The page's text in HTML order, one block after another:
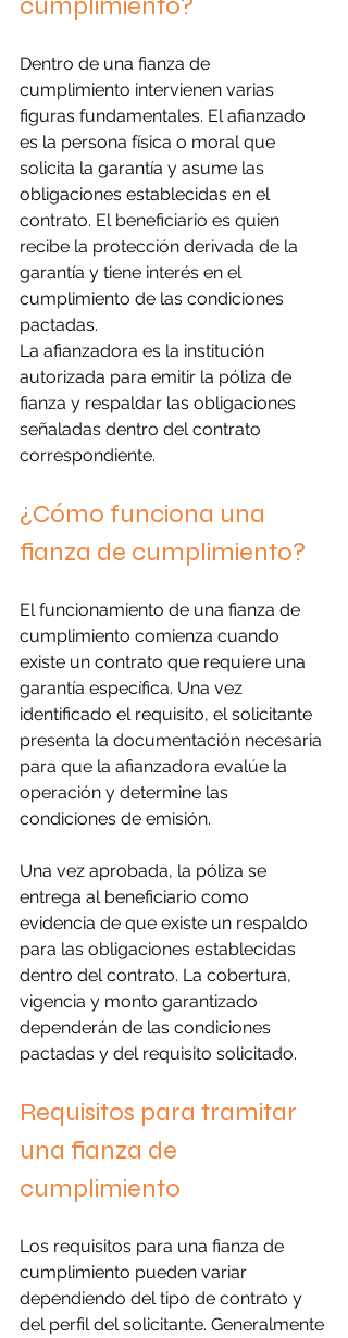
Dentro de una fianza de
cumplimiento intervienen varias
figuras fundamentales. El afianzado
es la persona física o moral que
solicita la garantía y asume las
obligaciones establecidas en el
contrato. El beneficiario es quien
recibe la protección derivada de la
garantía y tiene interés en el
cumplimiento de las condiciones
pactadas.
La afianzadora es la institución
autorizada para emitir la póliza de
fianza y respaldar las obligaciones
señaladas dentro del contrato
correspondiente.
¿Cómo funciona una
fianza de cumplimiento?
El funcionamiento de una fianza de
cumplimiento comienza cuando
existe un contrato que requiere una
garantía específica. Una vez
identificado el requisito, el solicitante
presenta la documentación necesaria
para que la afianzadora evalúe la
operación y determine las
condiciones de emisión.
Una vez aprobada, la póliza se
entrega al beneficiario como
evidencia de que existe un respaldo
para las obligaciones establecidas
dentro del contrato. La cobertura,
vigencia y monto garantizado
dependerán de las condiciones
pactadas y del requisito solicitado.
Requisitos para tramitar
una fianza de
cumplimiento
Los requisitos para una fianza de
cumplimiento pueden variar
dependiendo del tipo de contrato y
del perfil del solicitante. Generalmente